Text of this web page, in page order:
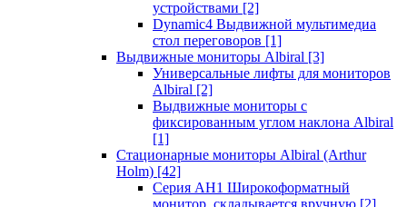
устройствами [2]
Dynamic4 Выдвижной мультимедиа
стол переговоров [1]
Выдвижные мониторы Albiral [3]
Универсальные лифты для мониторов
Albiral [2]
Выдвижные мониторы с
фиксированным углом наклона Albiral
[1]
Стационарные мониторы Albiral (Arthur
Holm) [42]
Серия AH1 Широкоформатный
монитор, складывается вручную [2]